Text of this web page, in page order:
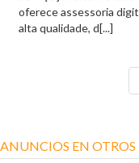
oferece assessoria
alta qualidade, d[...]
ANUNCIOS EN OTROS